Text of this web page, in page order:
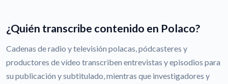
¿Quién transcribe contenido en Polaco?
Cadenas de radio y televisión polacas, pódcasteres y
productores de vídeo transcriben entrevistas y episodios para
su publicación y subtitulado, mientras que investigadores y